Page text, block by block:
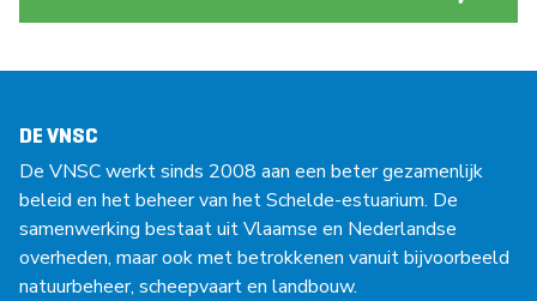
DE VNSC
De VNSC werkt sinds 2008 aan een beter gezamenlijk
beleid en het beheer van het Schelde-estuarium. De
samenwerking bestaat uit Vlaamse en Nederlandse
overheden, maar ook met betrokkenen vanuit bijvoorbeeld
natuurbeheer, scheepvaart en landbouw.